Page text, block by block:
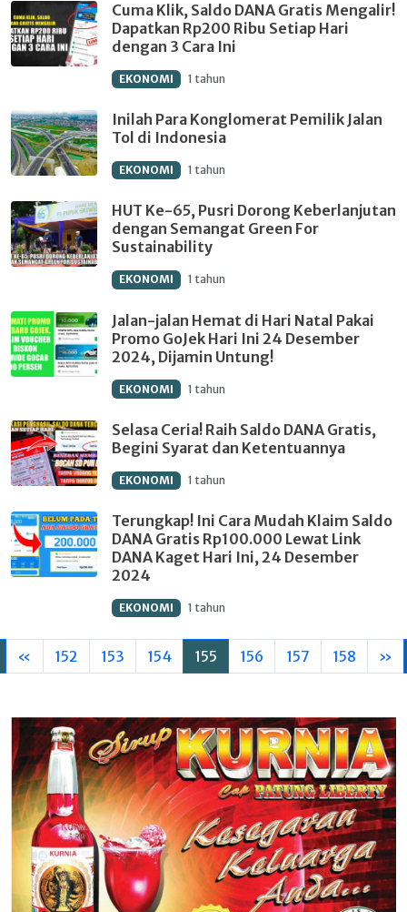
Cuma Klik, Saldo DANA Gratis Mengalir!
Dapatkan Rp200 Ribu Setiap Hari
dengan 3 Cara Ini
EKONOMI 1 tahun
Inilah Para Konglomerat Pemilik Jalan
Tol di Indonesia
EKONOMI 1 tahun
HUT Ke-65, Pusri Dorong Keberlanjutan
dengan Semangat Green For
Sustainability
EKONOMI 1 tahun
Jalan-jalan Hemat di Hari Natal Pakai
Promo GoJek Hari Ini 24 Desember
2024, Dijamin Untung!
EKONOMI 1 tahun
Selasa Ceria! Raih Saldo DANA Gratis,
Begini Syarat dan Ketentuannya
EKONOMI 1 tahun
Terungkap! Ini Cara Mudah Klaim Saldo
DANA Gratis Rp100.000 Lewat Link
DANA Kaget Hari Ini, 24 Desember
2024
EKONOMI 1 tahun
« 152 153 154 155 156 157 158 »